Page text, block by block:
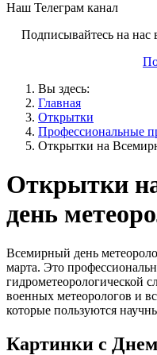
Наш Телеграм канал
Подписывайтесь на нас
Вы здесь:
Главная
Открытки
Профессиональные
Открытки на
Открытки
день
Всемирный день
марта. Это
гидрометеорологической
военных метеорологов и
которые пользуются
Картинки с Днем